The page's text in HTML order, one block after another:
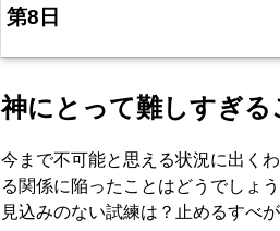
第8日
神にとって難しすぎる
今まで不可能と思える状況に出く
る関係に陥ったことはどうでしょ
見込みのない試練は？止めるすべ